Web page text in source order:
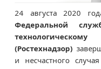
24 августа 2020
Федеральной
(Ростехнадзор)
и несчастного